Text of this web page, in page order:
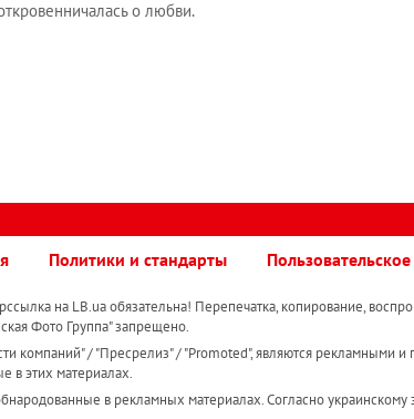
о любви.
Политики и стандарты
на LB.ua обязательна! Перепечатка, копирование,
Фото Группа" запрещено.
компаний" / "Пресрелиз" / "Promoted", являются рекламными и
в этих материалах.
в рекламных материалах. Согласно украинскому